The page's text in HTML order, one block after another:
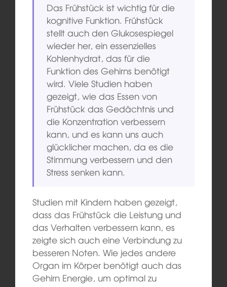
Das Frühstück ist wichtig für die
kognitive Funktion. Frühstück
stellt auch den Glukosespiegel
wieder her, ein essenzielles
Kohlenhydrat, das für die
Funktion des Gehirns benötigt
wird. Viele Studien haben
gezeigt, wie das Essen von
Frühstück das Gedächtnis und
die Konzentration verbessern
kann, und es kann uns auch
glücklicher machen, da es die
Stimmung verbessern und den
Stress senken kann.
Studien mit Kindern haben gezeigt,
dass das Frühstück die Leistung und
das Verhalten verbessern kann, es
zeigte sich auch eine Verbindung zu
besseren Noten. Wie jedes andere
Organ im Körper benötigt auch das
Gehirn Energie, um optimal zu